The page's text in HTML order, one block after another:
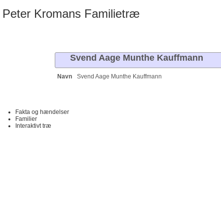
Peter Kromans Familietræ
Svend Aage Munthe Kauffmann
Navn Svend Aage Munthe Kauffmann
Fakta og hændelser
Familier
Interaktivt træ